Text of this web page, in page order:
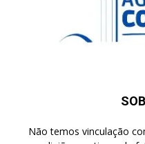
Não temos vinculação